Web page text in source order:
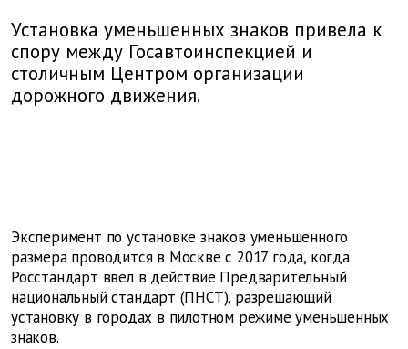
Установка уменьшенных знаков привела к
спору между Госавтоинспекцией и
столичным Центром организации
дорожного движения.
Эксперимент по установке знаков уменьшенного
размера проводится в Москве с 2017 года, когда
Росстандарт ввел в действие Предварительный
национальный стандарт (ПНСТ), разрешающий
установку в городах в пилотном режиме уменьшенных
знаков.